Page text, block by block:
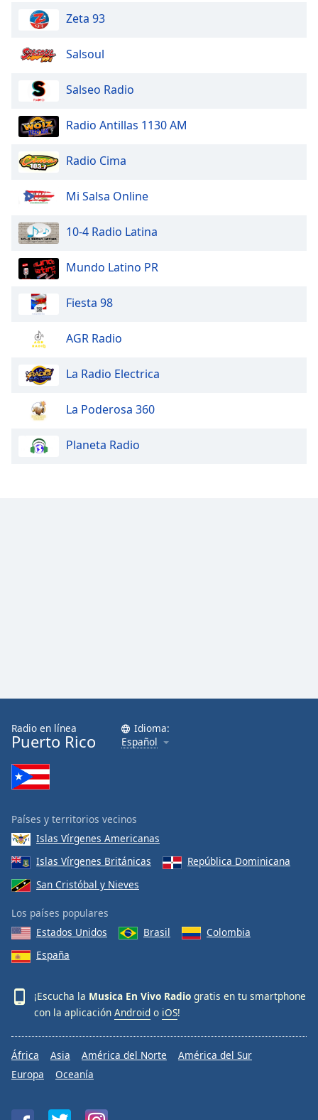
Zeta 93
Salsoul
Salseo Radio
Radio Antillas 1130 AM
Radio Cima
Mi Salsa Online
10-4 Radio Latina
Mundo Latino PR
Fiesta 98
AGR Radio
La Radio Electrica
La Poderosa 360
Planeta Radio
Radio en línea
Puerto Rico
Idioma:
Español
Países y territorios vecinos
Islas Vírgenes Americanas
Islas Vírgenes Británicas
República Dominicana
San Cristóbal y Nieves
Los países populares
Estados Unidos
Brasil
Colombia
España
¡Escucha la Musica En Vivo Radio gratis en tu smartphone
con la aplicación Android o iOS!
África Asia América del Norte
América del Sur
Europa
Oceanía